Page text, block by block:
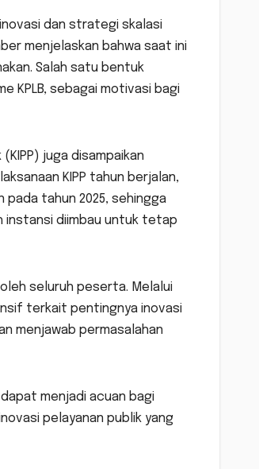
dan strategi skalasi
menjelaskan bahwa saat ini
Salah satu bentuk
KPLB, sebagai motivasi bagi
juga disampaikan
KIPP tahun berjalan,
pada tahun 2025, sehingga
instansi diimbau untuk tetap
seluruh peserta. Melalui
terkait pentingnya inovasi
menjawab permasalahan
dapat menjadi acuan bagi
pelayanan publik yang